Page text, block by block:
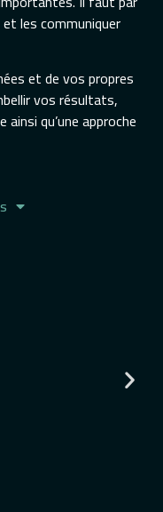
les communiquer
et de vos propres
vos résultats,
qu’une approche